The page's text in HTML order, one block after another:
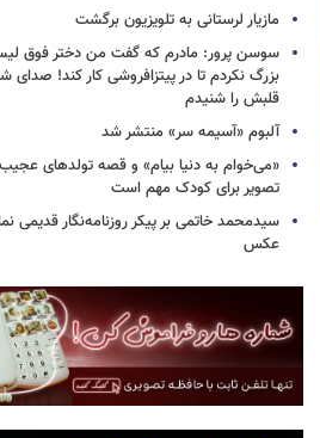
مازیار لرستانی به تلویزیون برگشت
سوسن پرور: مادرم که گفت من دختر فوق‌
بزرگ نکردم تا در پیتزافروشی کار کند!
قلبش را شنیدم
آلبوم «آسیمه سر» منتشر شد
«می‌خوام به دنیا بیام» و قصه تولدهای
تصویر برای کودک مهم است
سیدمحمد خاتمی بر پیکر روزنامه‌نگار قدیمی
عکس